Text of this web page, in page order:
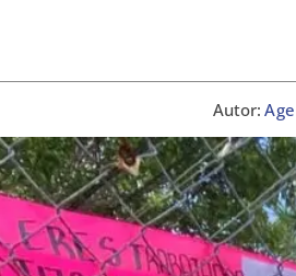
Autor: